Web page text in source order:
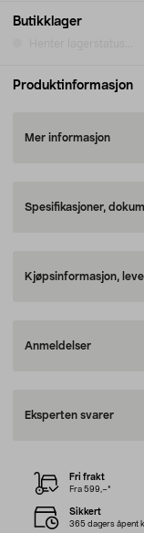
Butikklager
Produktinformasjon
Mer informasjon
Spesifikasjoner,
Kjøpsinformasjon,
Anmeldelser
Eksperten svarer
Fri frakt
Fra 599,–*
Sikkert
365 dagers åpent